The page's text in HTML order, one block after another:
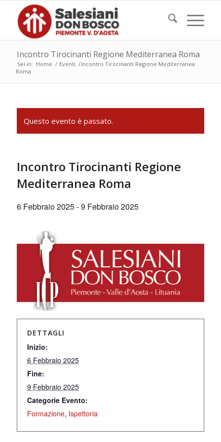
Incontro Tirocinanti Regione Mediterranea Roma
Sei in: Home / Eventi /Incontro Tirocinanti Regione Mediterranea
Roma
Questo evento è passato.
Incontro Tirocinanti Regione
Mediterranea Roma
6 Febbraio 2025-9 Febbraio 2025
DETTAGLI
Inizio:
6 Febbraio 2025
Fine:
9 Febbraio 2025
Categorie Evento:
Formazione, Ispettoria